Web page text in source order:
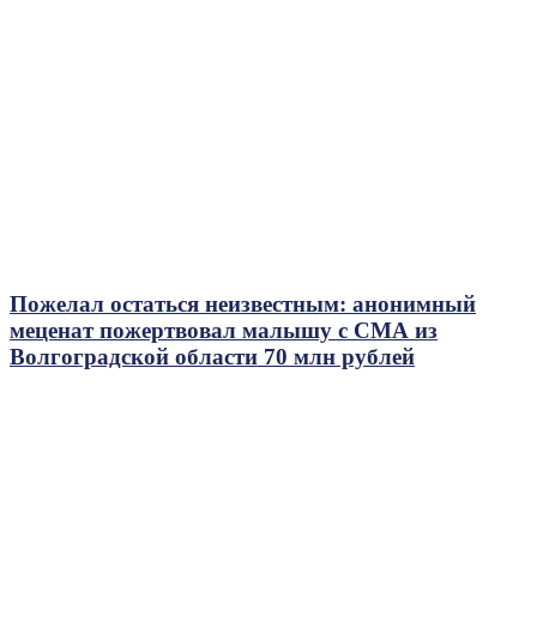
Пожелал остаться неизвестным: анонимный
меценат пожертвовал малышу с СМА из
Волгоградской области 70 млн рублей